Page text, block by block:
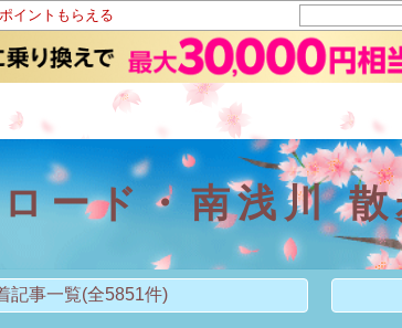
イントもらえる
ード・南浅川
記事一覧(全5851件)